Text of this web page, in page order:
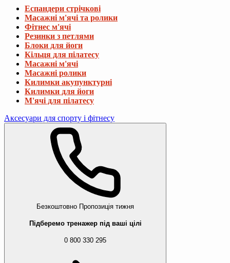
Еспандери стрічкові
Масажні м'ячі та ролики
Фітнес м'ячі
Резинки з петлями
Блоки для йоги
Кільця для пілатесу
Масажні м'ячі
Масажні ролики
Килимки акупунктурні
Килимки для йоги
М'ячі для пілатесу
Аксесуари для спорту і фітнесу
Безкоштовно Пропозиція тижня
Підберемо тренажер під ваші цілі
0 800 330 295